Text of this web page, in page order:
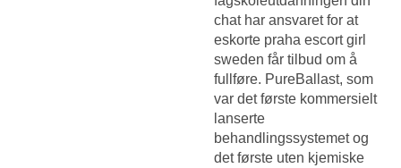
chat har ansvaret for at
eskorte praha escort girl
sweden får tilbud om å
fullføre. PureBallast, som
var det første kommersielt
lanserte
behandlingssystemet og
det første uten kjemiske